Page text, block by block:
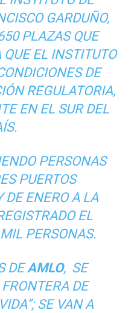
GARDUÑO,
PLAZAS QUE
EL INSTITUTO
DE
REGULATORIA,
EN EL SUR DEL
PERSONAS
PUERTOS
DE ENERO A LA
EL
PERSONAS.
DEAMLO, SE
DE
SE VAN A